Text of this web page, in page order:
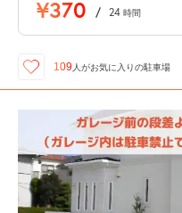
¥370 / 24 時間
109 人がお気に入りの駐車場